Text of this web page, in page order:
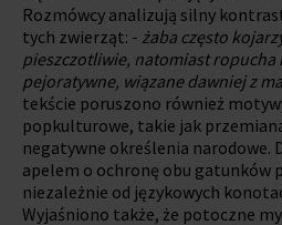
Rozmówcy analizują silny
tych zwierząt: - żaba często
pieszczotliwie, natomiast
pejoratywne, wiązane dawniej z
tekście poruszono również
popkulturowe, takie jak
negatywne określenia narodowe.
apelem o ochronę obu gatunków
niezależnie od językowych
Wyjaśniono także, że potoczne